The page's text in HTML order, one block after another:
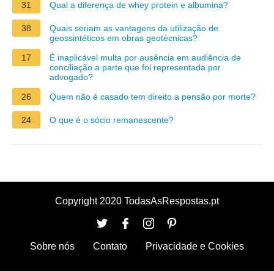
31 Qual a diferença de whey protein e albumina?
38
Quais seriam as vantagens da utilização de
geossintéticos em obras geotécnicas?
17
É inaplicável multa por ausência em audiência de
conciliação a parte que foi representada por
advogado?
26
Quem não é casado tem direito a pensão por morte?
24 O que é o sócio remanescente?
Copyright 2020 TodasAsRespostas.pt
Sobre nós Contato Privacidade e Cookies